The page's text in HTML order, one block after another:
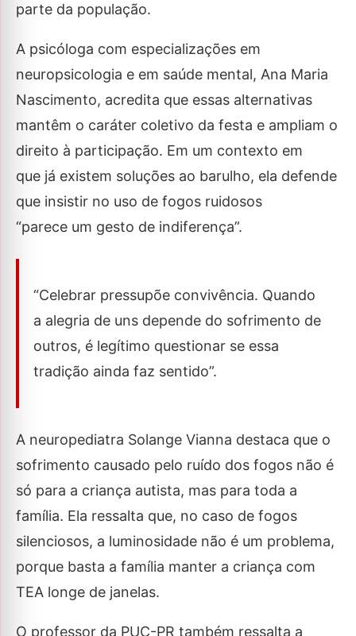
parte da população.
A psicóloga com especializações em
neuropsicologia e em saúde mental, Ana Maria
Nascimento, acredita que essas alternativas
mantêm o caráter coletivo da festa e ampliam o
direito à participação. Em um contexto em
que já existem soluções ao barulho, ela defende
que insistir no uso de fogos ruidosos
“parece um gesto de indiferença”.
“Celebrar pressupõe convivência. Quando
a alegria de uns depende do sofrimento de
outros, é legítimo questionar se essa
tradição ainda faz sentido”.
A neuropediatra Solange Vianna destaca que o
sofrimento causado pelo ruído dos fogos não é
só para a criança autista, mas para toda a
família. Ela ressalta que, no caso de fogos
silenciosos, a luminosidade não é um problema,
porque basta a família manter a criança com
TEA longe de janelas.
O professor da PUC-PR também ressalta a